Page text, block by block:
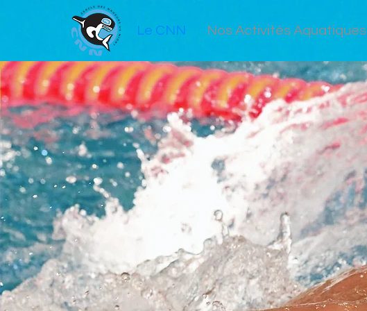
Le CNN Nos Activités Aquatiques